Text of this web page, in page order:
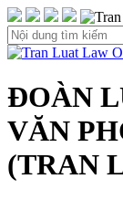
ĐOÀN
VĂN
(TRAN